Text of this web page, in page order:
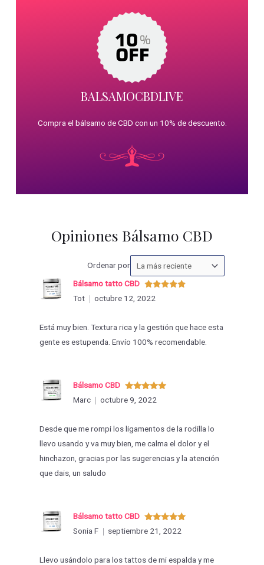
BALSAMOCBDLIVE
Compra el bálsamo de CBD con un 10% de descuento.
Opiniones Bálsamo CBD
Ordenar porOrdenar
las
Valorado
con
Bálsamo tatto CBD
Tot
octubre 12, 2022
Está muy bien. Textura rica y la gestión que hace esta
gente es estupenda. Envío 100% recomendable.
Valorado
con5de 5
Bálsamo CBD
Marc
octubre 9, 2022
Desde que me rompi los ligamentos de la rodilla lo
llevo usando y va muy bien, me calma el dolor y el
hinchazon, gracias por las sugerencias y la atención
que dais, un saludo
Valorado
con 5de 5
Bálsamo tatto CBD
Sonia F
septiembre 21, 2022
Llevo usándolo para los tattos de mi espalda y me